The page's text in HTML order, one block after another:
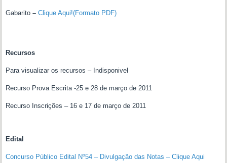
Gabarito – Clique Aqui!(Formato PDF)
Recursos
Para visualizar os recursos – Indisponivel
Recurso Prova Escrita -25 e 28 de março de 2011
Recurso Inscrições – 16 e 17 de março de 2011
Edital
Concurso Público Edital Nº54 – Divulgação das Notas – Clique Aqui